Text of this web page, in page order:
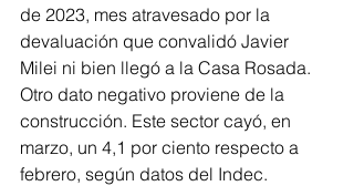
de 2023, mes atravesado por la
devaluación que convalidó Javier
Milei ni bien llegó a la Casa Rosada.
Otro dato negativo proviene de la
construcción. Este sector cayó, en
marzo, un 4,1 por ciento respecto a
febrero, según datos del Indec.